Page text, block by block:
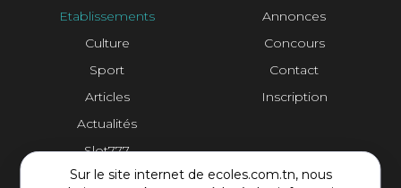
Sur le site internet de ecoles.com.tn, nous
Etablissements
Culture
Sport
Articles
Actualités
Slot777
Annonces
Concours
Contact
Inscription